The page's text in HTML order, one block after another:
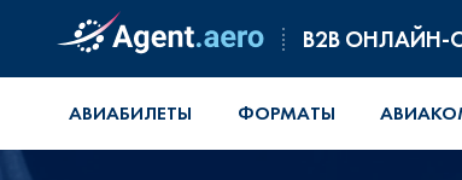
B2B ОНЛАЙН-
АВИАБИЛЕТЫ ФОРМАТЫ